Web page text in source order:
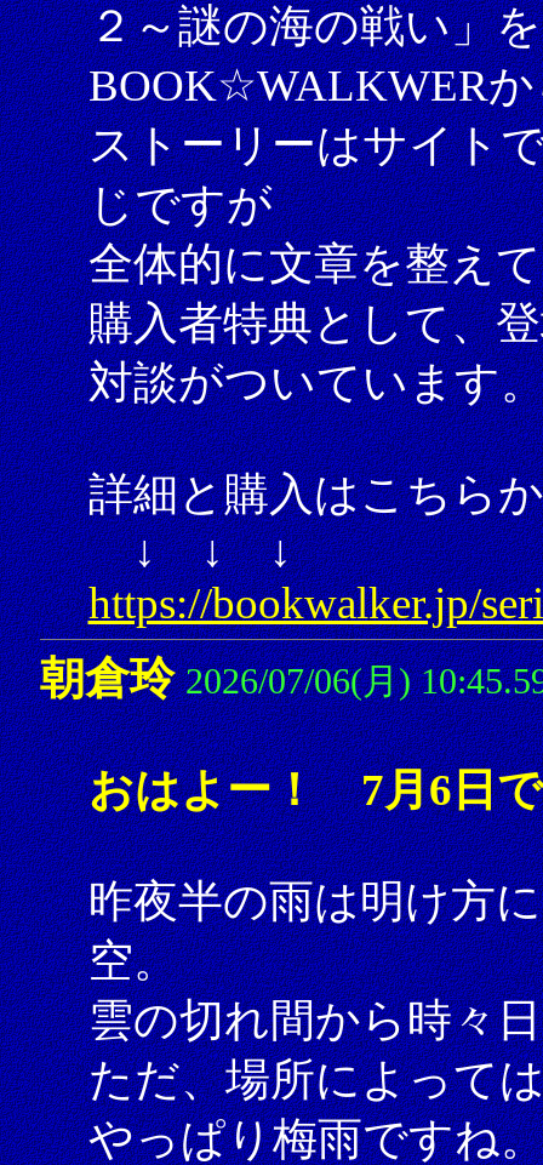
２～謎の海の戦い」を
BOOK☆WALKWER
ストーリーはサイト
じですが
全体的に文章を整え
購入者特典として、
対談がついています
詳細と購入はこちら
↓ ↓ ↓
https://bookwalker.jp/
朝倉玲 2026/07/06(月)
おはよー！ 7月6日
昨夜半の雨は明け方
空。
雲の切れ間から時々
ただ、場所によって
やっぱり梅雨ですね